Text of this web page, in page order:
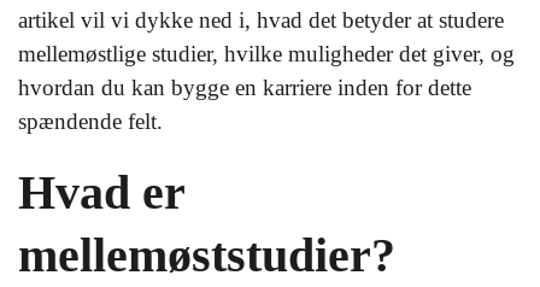
artikel vil vi dykke ned i, hvad det betyder at studere
mellemøstlige studier, hvilke muligheder det giver, og
hvordan du kan bygge en karriere inden for dette
spændende felt.
Hvad er
mellemøststudier?